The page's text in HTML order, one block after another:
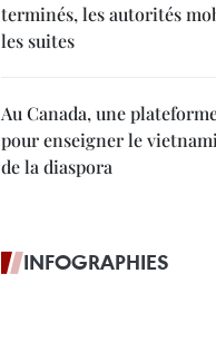
terminés, les autorités
les suites
Au Canada, une
pour enseigner le
de la diaspora
INFOGRAPHIES